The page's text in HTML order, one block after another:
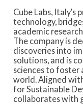
Cube Labs,
technology,
academic
The company is
discoveries into
solutions, and is
sciences to foster
world. Aligned
for Sustainable
collaborates with